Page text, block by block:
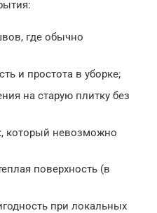
где обычно
и простота в уборке;
на старую плитку без
который невозможно
поверхность (в
при локальных